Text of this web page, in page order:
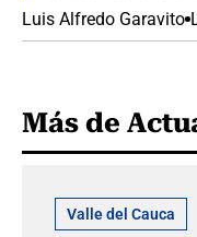
Luis Alfredo Garavito
Más de
Valle del Cauca